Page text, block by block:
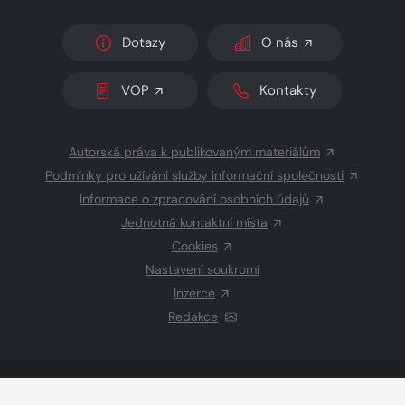
Dotazy O nás
VOP Kontakty
Autorská práva k publikovaným materiálům
Podmínky pro užívání služby informační společnosti
Informace o zpracování osobních údajů
Jednotná kontaktní místa
Cookies
Nastavení soukromí
Inzerce
Redakce